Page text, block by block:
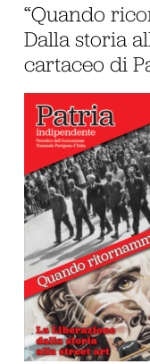
“Quando
Dalla storia
cartaceo di